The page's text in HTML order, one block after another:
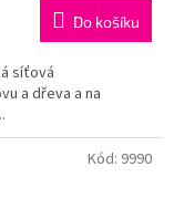
Do košíku
síťová
a dřeva a na
Kód: 9990